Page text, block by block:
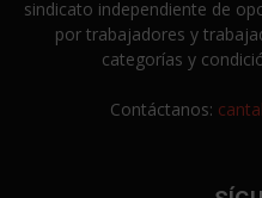
sindicato independiente de
por trabajadores y
categorías y
Contáctanos: